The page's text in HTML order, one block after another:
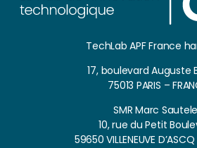
TechLab APF France
17, boulevard Auguste
75013 PARIS –
SMR Marc
10, rue du Petit
59650 VILLENEUVE